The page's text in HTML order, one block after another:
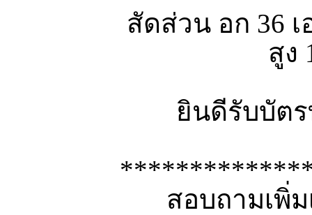
สัดส่วน อก 36 เ
สูง
ยินดีรับบัต
สอบถามเพิ่